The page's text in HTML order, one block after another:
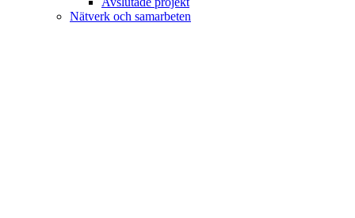
Nätverk och samarbeten